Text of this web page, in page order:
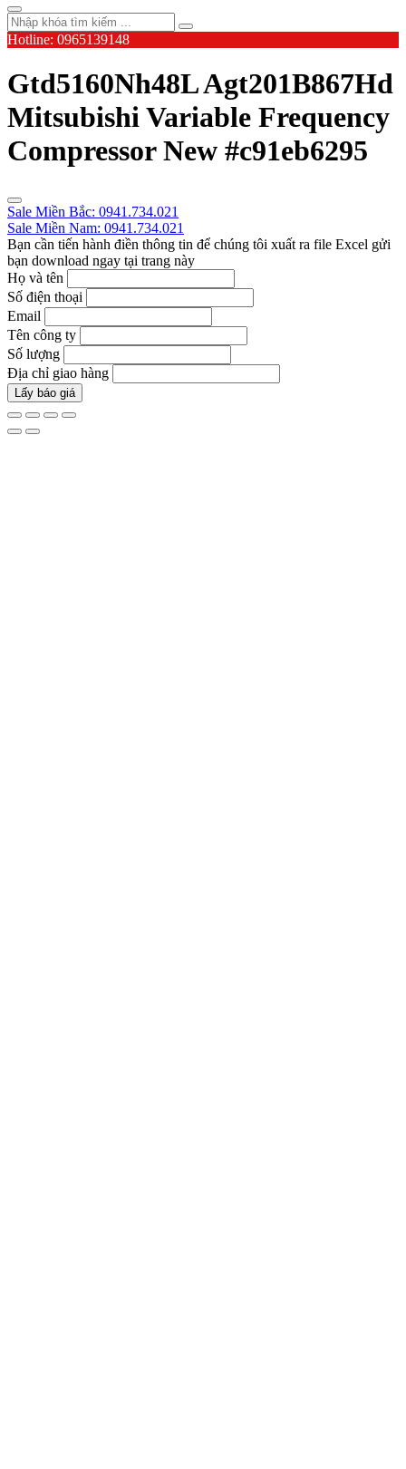
Hotline: 0965139148
Gtd5160Nh48L Agt201B867Hd
Mitsubishi Variable Frequency
Compressor New #c91eb6295
Sale Miền Bắc: 0941.734.021
Sale Miền Nam: 0941.734.021
Bạn cần tiến hành điền thông tin để chúng tôi xuất ra file Excel gửi
bạn download ngay tại trang này
Họ và tên
Số điện thoại
Email
Tên công ty
Số lượng
Địa chỉ giao hàng